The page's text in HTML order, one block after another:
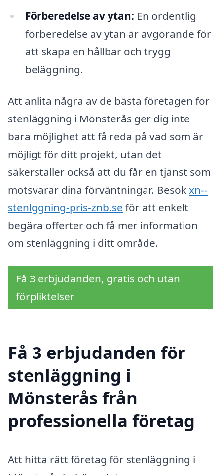
Förberedelse av ytan: En ordentlig
förberedelse av ytan är avgörande för
att skapa en hållbar och trygg
beläggning.
Att anlita några av de bästa företagen för
stenläggning i Mönsterås ger dig inte
bara möjlighet att få reda på vad som är
möjligt för ditt projekt, utan det
säkerställer också att du får en tjänst som
motsvarar dina förväntningar. Besökxn--
stenlggning-pris-znb.se för att enkelt
begära offerter och få mer information
om stenläggning i ditt område.
Få 3 erbjudanden, gratis och utan
förpliktelser
Få 3 erbjudanden för
stenläggning i
Mönsterås från
professionella företag
Att hitta rätt företag för stenläggning i